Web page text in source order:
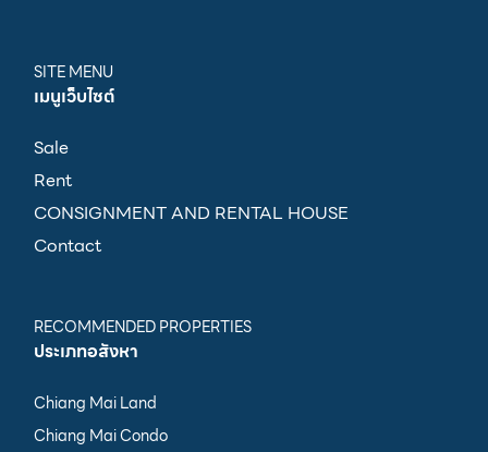
SITE MENU
เมนูเว็บไซต์
Sale
Rent
CONSIGNMENT AND RENTAL HOUSE
Contact
RECOMMENDED PROPERTIES
ประเภทอสังหา
Chiang Mai Land
Chiang Mai Condo